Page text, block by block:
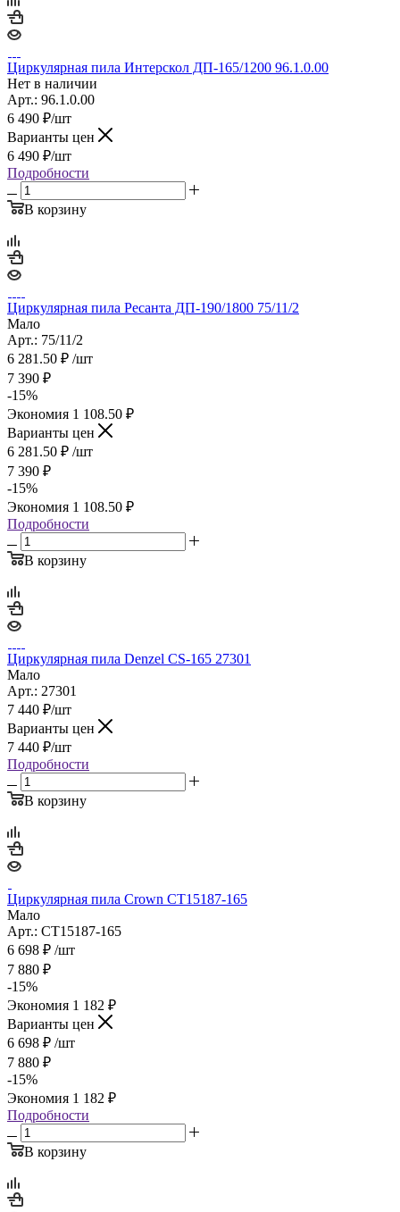
Циркулярная пила Интерскол ДП-165/1200 96.1.0.00
Нет в наличии
Арт.: 96.1.0.00
6 490 ₽/шт
Варианты цен
6 490 ₽/шт
Подробности
В корзину
Циркулярная пила Ресанта ДП-190/1800 75/11/2
Мало
Арт.: 75/11/2
6 281.50 ₽ /шт
7 390 ₽
-15%
Экономия 1 108.50 ₽
Варианты цен
6 281.50 ₽ /шт
7 390 ₽
-15%
Экономия 1 108.50 ₽
Подробности
В корзину
Циркулярная пила Denzel CS-165 27301
Мало
Арт.: 27301
7 440 ₽/шт
Варианты цен
7 440 ₽/шт
Подробности
В корзину
Циркулярная пила Crown CT15187-165
Мало
Арт.: CT15187-165
6 698 ₽ /шт
7 880 ₽
-15%
Экономия 1 182 ₽
Варианты цен
6 698 ₽ /шт
7 880 ₽
-15%
Экономия 1 182 ₽
Подробности
В корзину